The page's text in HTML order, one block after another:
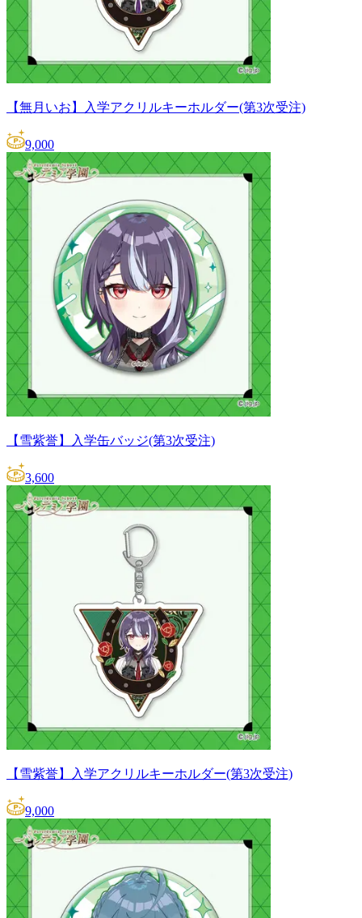
【無月いお】入学アクリルキーホルダー(第3次受注)
9,000
【雪紫誉】入学缶バッジ(第3次受注)
3,600
【雪紫誉】入学アクリルキーホルダー(第3次受注)
9,000